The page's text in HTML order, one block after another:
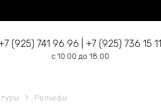
(925) 741 96 96 | +7 (925) 736 15 11
c 10:00 до 18:00
Рельефы